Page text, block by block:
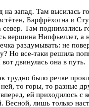
на запад. Там высилась
Барфрёхогна и
север. Там поднимались
вершина Нипфьеллет,
раздумывать: не
Но все-таки решила
двинулась она в путь.
трудно было речке
ней, то горы, то разные
ей приходилось с
Весной, лишь только